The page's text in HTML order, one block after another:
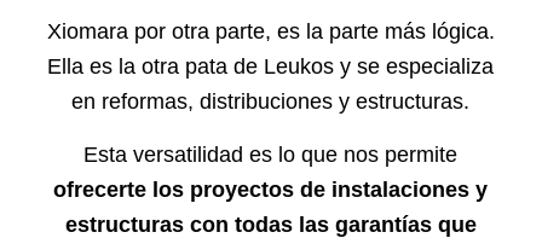
Xiomara por otra parte, es la parte más lógica.
Ella es la otra pata de Leukos y se especializa
en reformas, distribuciones y estructuras.
Esta versatilidad es lo que nos permite
ofrecerte los proyectos de instalaciones y
estructuras con todas las garantías que